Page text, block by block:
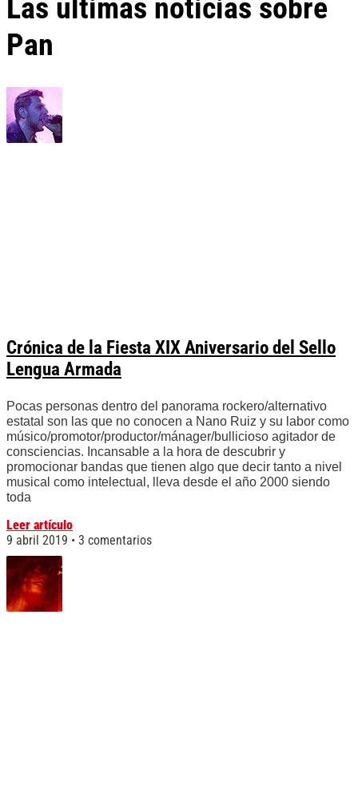
Las últimas noticias sobre
Pan
Crónica de la Fiesta XIX Aniversario del Sello
Lengua Armada
Pocas personas dentro del panorama rockero/alternativo
estatal son las que no conocen a Nano Ruiz y su labor como
músico/promotor/productor/mánager/bullicioso agitador de
consciencias. Incansable a la hora de descubrir y
promocionar bandas que tienen algo que decir tanto a nivel
musical como intelectual, lleva desde el año 2000 siendo
toda
Leer artículo
9 abril 2019
3 comentarios